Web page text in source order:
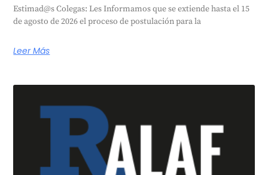
Estimad@s Colegas: Les Informamos que se extiende hasta el 15
de agosto de 2026 el proceso de postulación para la
Leer Más